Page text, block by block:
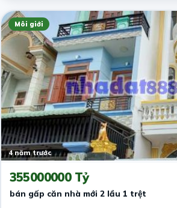
Môi giới
4 năm trước
355000000 Tỷ
bán gấp căn nhà mới 2 lầu 1 trệt